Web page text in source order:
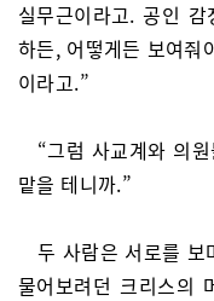
실무근이라고. 공인
하든, 어떻게든 보여줘
이라고.”
“그럼 사교계와 의
맡을 테니까.”
두 사람은 서로를
물어보려던 크리스의